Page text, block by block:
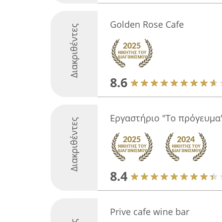
Διακριθέντες Golden Rose Cafe
8.6
Διακριθέντες Εργαστήριο "Το
8.4
Prive cafe wine bar